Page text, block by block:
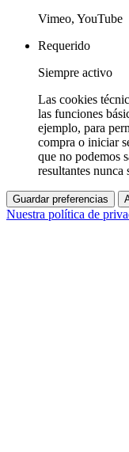
Vimeo, YouTube
Requerido
Siempre activo
Las cookies
las funciones
ejemplo, para
compra o iniciar
que no podemos
resultantes nunca
Guardar preferencias
Nuestra política de